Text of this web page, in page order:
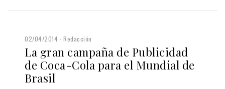
02/04/2014 Redacción
La gran campaña de Publicidad
de Coca-Cola para el Mundial de
Brasil